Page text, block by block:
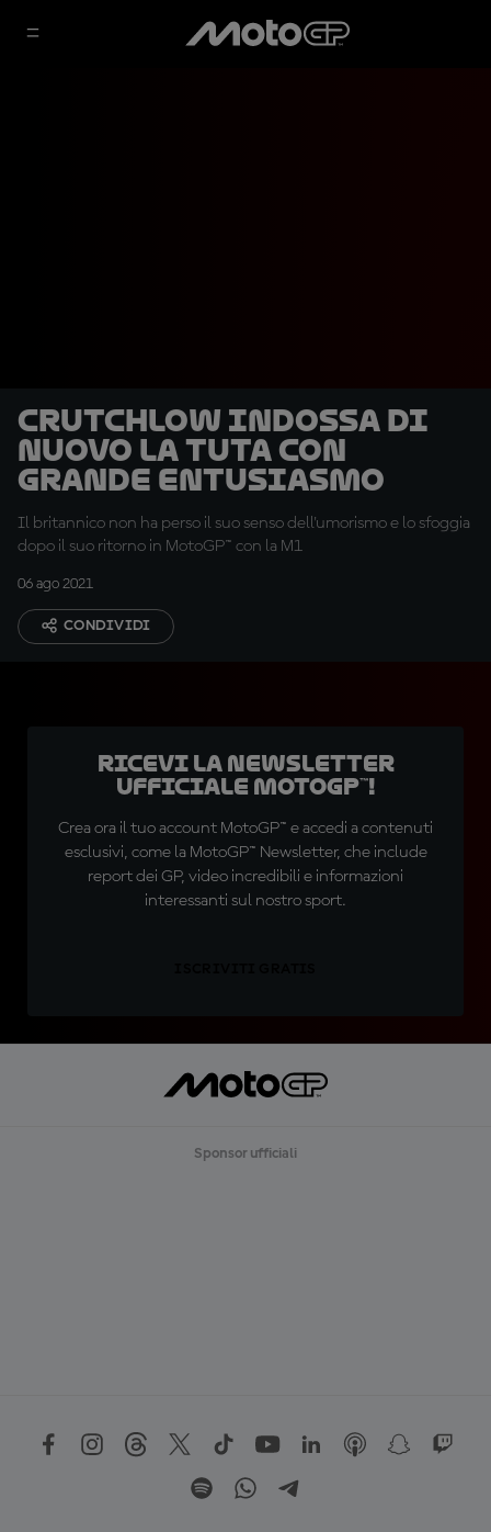
Crutchlow indossa di
nuovo la tuta con
grande entusiasmo
Il britannico non ha perso il suo senso dell'umorismo e lo sfoggia
dopo il suo ritorno in MotoGP™ con la M1
06 ago 2021
CONDIVIDI
Ricevi la newsletter
ufficiale MotoGP™!
Crea ora il tuo account MotoGP™ e accedi a contenuti
esclusivi, come la MotoGP™ Newsletter, che include
report dei GP, video incredibili e informazioni
interessanti sul nostro sport.
Sponsor ufficiali